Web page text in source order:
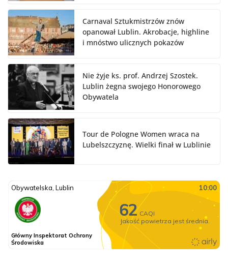
Carnaval Sztukmistrzów znów
opanował Lublin. Akrobacje, highline
i mnóstwo ulicznych pokazów
Nie żyje ks. prof. Andrzej Szostek.
Lublin żegna swojego Honorowego
Obywatela
Tour de Pologne Women wraca na
Lubelszczyznę. Wielki finał w Lublinie